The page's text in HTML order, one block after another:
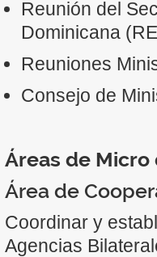
Reunión del
Dominicana
Reuniones
Consejo de
Áreas de Micro
Área de
Coordinar y
Agencias